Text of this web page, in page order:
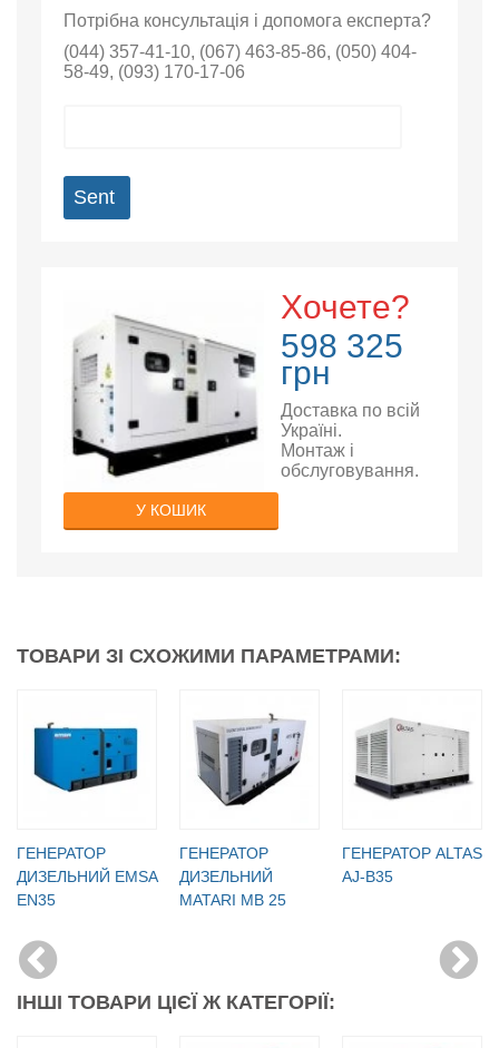
Потрібна консультація і допомога експерта?
(044) 357-41-10, (067) 463-85-86, (050) 404-
58-49, (093) 170-17-06
Sent
Хочете?
598 325
грн
Доставка по всій
Україні.
Монтаж і
обслуговування.
У КОШИК
ТОВАРИ ЗІ СХОЖИМИ ПАРАМЕТРАМИ:
ГЕНЕРАТОР
ДИЗЕЛЬНИЙ EMSA
EN35
ГЕНЕРАТОР
ДИЗЕЛЬНИЙ
MATARI MB 25
ГЕНЕРАТОР ALTAS
AJ-B35
ІНШІ ТОВАРИ ЦІЄЇ Ж КАТЕГОРІЇ: